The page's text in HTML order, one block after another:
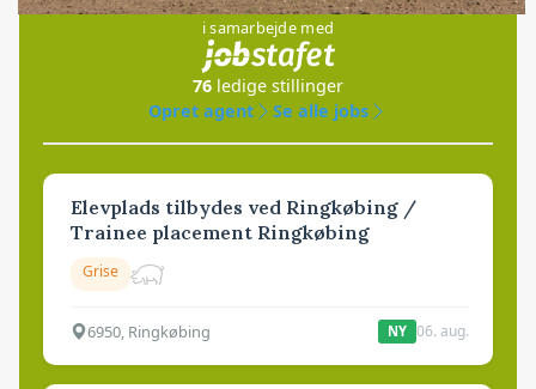
i samarbejde med
76 ledige stillinger
Opret agent
Se alle jobs
Elevplads tilbydes ved Ringkøbing /
Trainee placement Ringkøbing
Grise
6950, Ringkøbing NY 06. aug.